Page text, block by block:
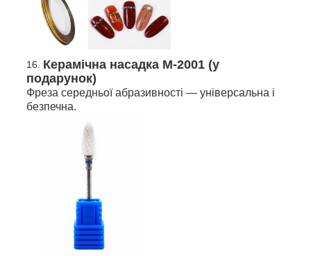
Керамічна насадка M-2001 (у
подарунок)
Фреза середньої абразивності — універсальна і
безпечна.